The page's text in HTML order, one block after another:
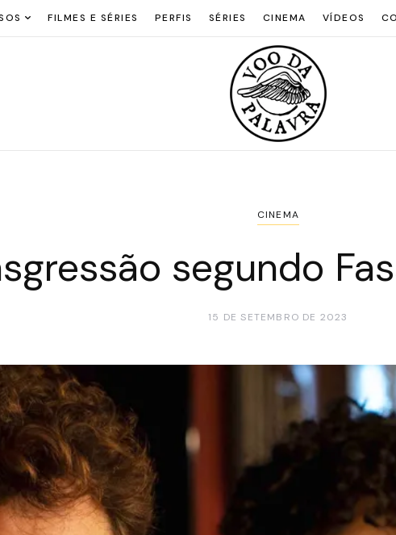
FILMES E SÉRIES PERFIS SÉRIES CINEMA VÍDEOS
CINEMA
segundo
15 DE SETEMBRO DE 2023